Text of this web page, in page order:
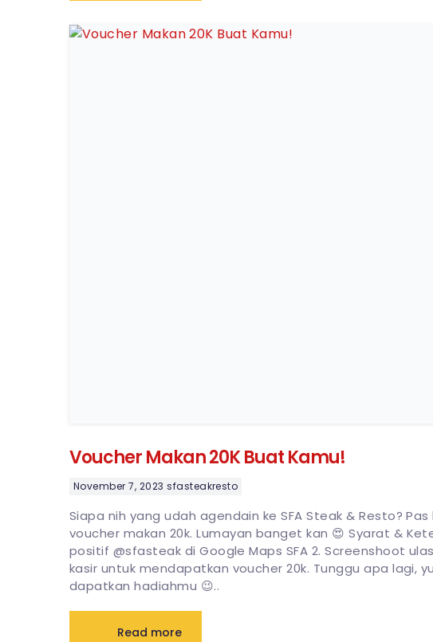
Voucher Makan 20K Buat Kamu!
November 7, 2023 sfasteakresto
Siapa nih yang udah agendain ke SFA Steak & Resto?
voucher makan 20k. Lumayan banget kan 😍 Syarat &
positif @sfasteak di Google Maps SFA 2. Screenshoot
kasir untuk mendapatkan voucher 20k. Tunggu apa lagi,
dapatkan hadiahmu 😉..
Read more